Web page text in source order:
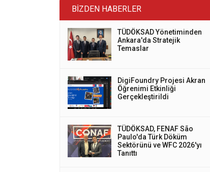
BIZDEN HABERLER
TÜDÖKSAD Yönetiminden
Ankara'da Stratejik
Temaslar
DigiFoundry Projesi Akran
Öğrenimi Etkinliği
Gerçekleştirildi
TÜDÖKSAD, FENAF São
Paulo'da Türk Döküm
Sektörünü ve WFC 2026'yı
Tanıttı